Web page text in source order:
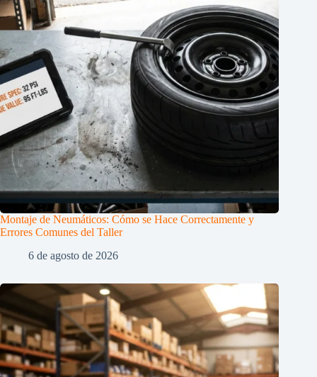
Montaje de Neumáticos: Cómo se Hace Correctamente y
Errores Comunes del Taller
6 de agosto de 2026